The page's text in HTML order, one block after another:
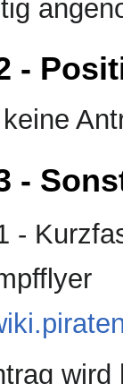
-
keine
-
-